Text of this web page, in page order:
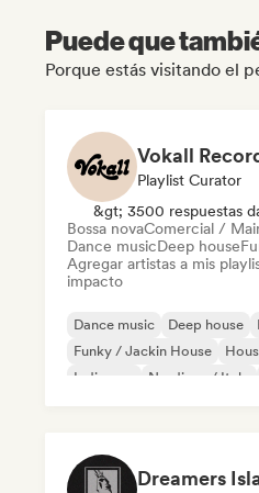
Puede que
Porque estás visitando el
Vokall
Playlist Curator
&gt; 3500 respuestas
Bossa novaComercial /
Dance musicDeep house
Agregar artistas a mis
impacto
Dance music Deep house
Funky / Jackin House
Indie pop
Nu-disco / Italo